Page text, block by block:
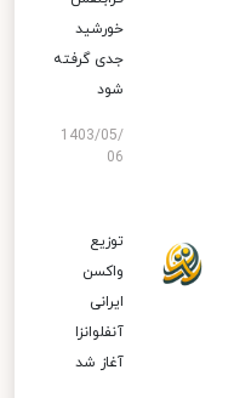
خورشید
جدی گرفته
شود
1403/05/
06
توزیع
واکسن
ایرانی
آنفلوانزا
آغاز شد